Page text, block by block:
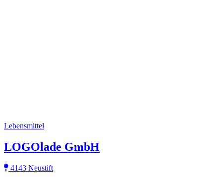
Lebensmittel
LOGOlade GmbH
4143 Neustift